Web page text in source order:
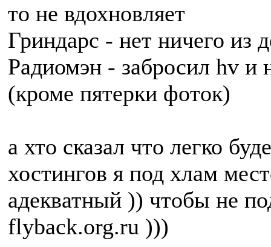
то не вдохновляет
Гриндарс - нет ничего из
Радиомэн - забросил hv и
(кроме пятерки фоток)
а хто сказал что легко
хостингов я под хлам
адекватный )) чтобы не
flyback.org.ru )))